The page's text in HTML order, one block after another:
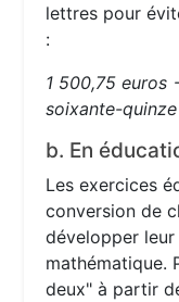
lettres pour
:
1 500,75 euros
soixante-
b. En
Les exercices
conversion de
développer
mathématique.
deux" à partir